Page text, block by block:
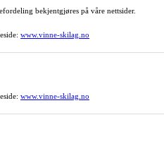
bekjentgjøres på våre nettsider.
www.vinne-skilag.no
www.vinne-skilag.no